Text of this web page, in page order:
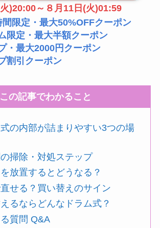
)20:00～８月11日(火)01:59
間限定・最大50%OFFクーポン
限定・最大半額クーポン
・最大2000円クーポン
割引クーポン
この記事でわかること
式の内部が詰まりやすい3つの場
掃除・対処ステップ
放置するとどうなる？
せる？買い替えのサイン
るならどんなドラム式？
質問 Q&A